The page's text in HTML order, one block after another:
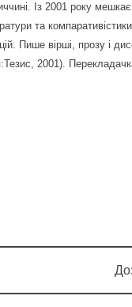
Із 2001 року
та
Пише вірші, прозу і
2001).